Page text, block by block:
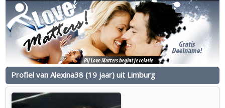
Profiel van Alexina38 (19 jaar) uit Limburg